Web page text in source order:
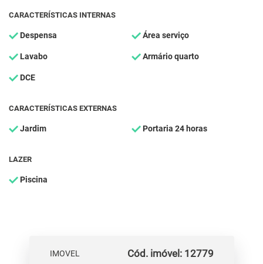
CARACTERÍSTICAS INTERNAS
Despensa Área serviço
Lavabo Armário quarto
DCE
CARACTERÍSTICAS EXTERNAS
Jardim Portaria 24 horas
LAZER
Piscina
IMOVEL Cód. imóvel: 12779